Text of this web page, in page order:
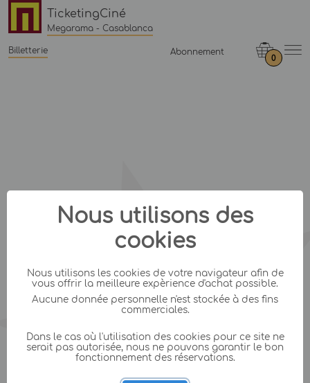
TicketingCiné
Megarama - Casablanca
Billetterie Abonnement
0
Nous utilisons des
cookies
Nous utilisons les cookies de votre navigateur afin de
vous offrir la meilleure expèrience d'achat possible.
Aucune donnée personnelle n'est stockée à des fins
commerciales.
Dans le cas où l'utilisation des cookies pour ce site ne
serait pas autorisée, nous ne pouvons garantir le bon
fonctionnement des réservations.